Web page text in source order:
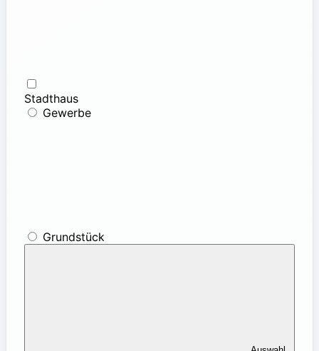
Stadthaus
Gewerbe
Grundstück